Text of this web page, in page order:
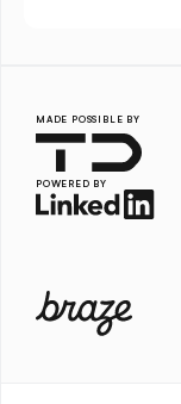
MADE POSSIBLE BY
POWERED BY